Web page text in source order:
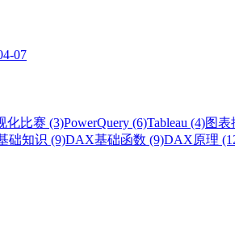
07
化比赛 (3)PowerQuery (6)Tableau (4)图表
础知识 (9)DAX基础函数 (9)DAX原理